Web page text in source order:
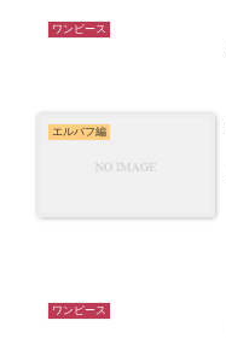
ワンピース
エルバフ編
ワンピース